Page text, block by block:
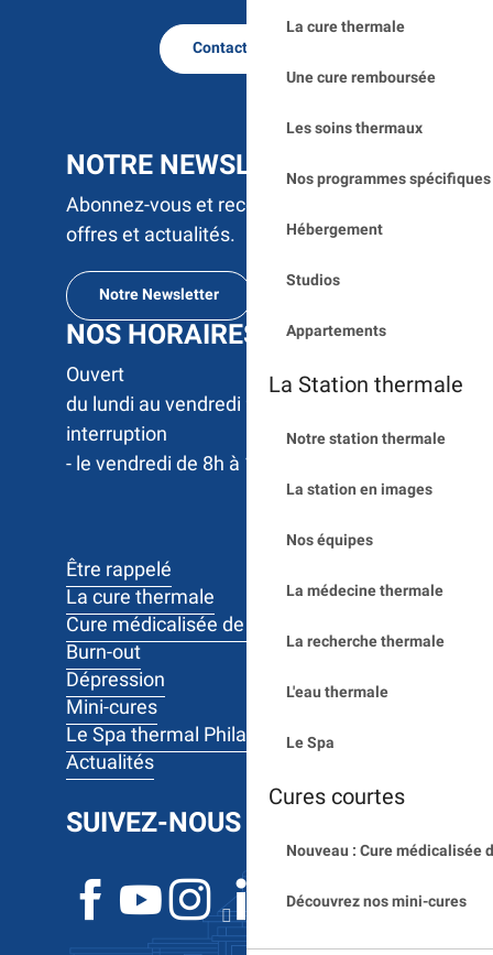
La cure thermale
Une cure remboursée
Les soins thermaux
Nos programmes
Hébergement
Studios
Appartements
La Station thermale
Notre station thermale
La station en images
Nos équipes
La médecine thermale
La recherche thermale
L'eau thermale
Le Spa
Cures courtes
Nouveau : Cure médicalisée
Découvrez nos mini-cures
Contactez nous
NOTRE NEWSLETTER
Abonnez-vous et recevez par e-mail nos
offres et actualités.
Notre Newsletter
NOS HORAIRES
Ouvert
du lundi au vendredi 9h à 17h sans
interruption
- le vendredi de 8h à 12h
Être rappelé
La cure thermale
Cure médicalisée de 10 jours
Burn-out
Dépression
Mini-cures
Le Spa thermal Philae
Actualités
SUIVEZ-NOUS